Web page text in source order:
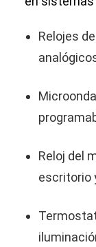
Relojes
Reloj del
escritorio